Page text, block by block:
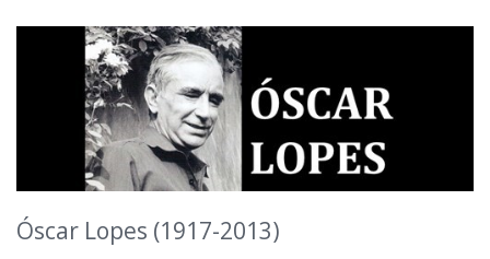
Óscar Lopes (1917-2013)